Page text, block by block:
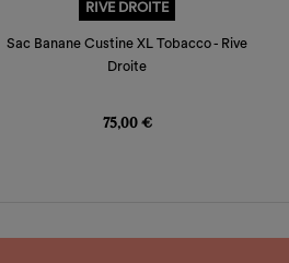
RIVE DROITE
Sac Banane Custine XL Tobacco - Rive
Droite
75,00 €